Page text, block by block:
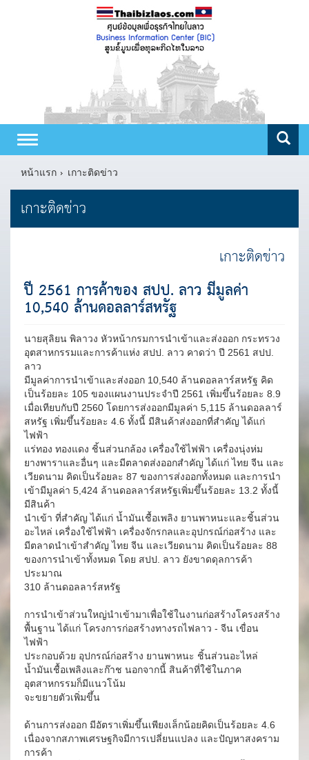
Toggle
navigation
หน้าแรก
เกาะติดข่าว
เกาะติดข่าว
เกาะติดข่าว
ปี 2561 การค้าของ สปป. ลาว มีมูลค่า
10,540 ล้านดอลลาร์สหรัฐ
นายสุลิยน พิลาวง หัวหน้ากรมการนำเข้าและส่งออก กระทรวง
อุตสาหกรรมและการค้าแห่ง สปป. ลาว คาดว่า ปี 2561 สปป.
ลาว
มีมูลค่าการนำเข้าและส่งออก 10,540 ล้านดอลลาร์สหรัฐ คิด
เป็นร้อยละ 105 ของแผนงานประจำปี 2561 เพิ่มขึ้นร้อยละ 8.9
เมื่อเทียบกับปี 2560 โดยการส่งออกมีมูลค่า 5,115 ล้านดอลลาร์
สหรัฐ เพิ่มขึ้นร้อยละ 4.6 ทั้งนี้ มีสินค้าส่งออกที่สำคัญ ได้แก่
ไฟฟ้า
แร่ทอง ทองแดง ชิ้นส่วนกล้อง เครื่องใช้ไฟฟ้า เครื่องนุ่งห่ม
ยางพาราและอื่นๆ และมีตลาดส่งออกสำคัญ ได้แก่ ไทย จีน และ
เวียดนาม คิดเป็นร้อยละ 87 ของการส่งออกทั้งหมด และการนำ
เข้ามีมูลค่า 5,424 ล้านดอลลาร์สหรัฐเพิ่มขึ้นร้อยละ 13.2 ทั้งนี้
มีสินค้า
นำเข้า ที่สำคัญ ได้แก่ น้ำมันเชื้อเพลิง ยานพาหนะและชิ้นส่วน
อะไหล่ เครื่องใช้ไฟฟ้า เครื่องจักรกลและอุปกรณ์ก่อสร้าง และ
มีตลาดนำเข้าสำคัญ ไทย จีน และเวียดนาม คิดเป็นร้อยละ 88
ของการนำเข้าทั้งหมด โดย สปป. ลาว ยังขาดดุลการค้า
ประมาณ
310 ล้านดอลลาร์สหรัฐ
การนำเข้าส่วนใหญ่นำเข้ามาเพื่อใช้ในงานก่อสร้างโครงสร้าง
พื้นฐาน ได้แก่ โครงการก่อสร้างทางรถไฟลาว - จีน เขื่อน
ไฟฟ้า
ประกอบด้วย อุปกรณ์ก่อสร้าง ยานพาหนะ ชิ้นส่วนอะไหล่
น้ำมันเชื้อเพลิงและก๊าช นอกจากนี้ สินค้าที่ใช้ในภาค
อุตสาหกรรมก็มีแนวโน้ม
จะขยายตัวเพิ่มขึ้น
ด้านการส่งออก มีอัตราเพิ่มขึ้นเพียงเล็กน้อยคิดเป็นร้อยละ 4.6
เนื่องจากสภาพเศรษฐกิจมีการเปลี่ยนแปลง และปัญหาสงคราม
การค้า